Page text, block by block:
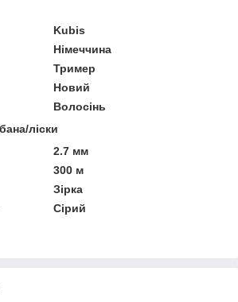
Kubis
Німеччина
Тример
Новий
Волосінь
ліски
2.7 мм
300 м
Зірка
Сірий